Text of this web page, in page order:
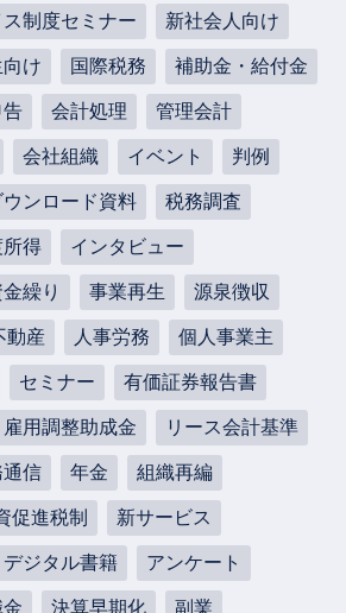
制度セミナー 新社会人向け
け 国際税務 補助金・給付金
会計処理 管理会計
会社組織 イベント 判例
ンロード資料 税務調査
得 インタビュー
繰り 事業再生 源泉徴収
動産 人事労務 個人事業主
セミナー 有価証券報告書
雇用調整助成金 リース会計基準
信 年金 組織再編
促進税制 新サービス
デジタル書籍 アンケート
決算早期化 副業